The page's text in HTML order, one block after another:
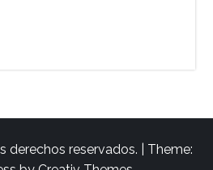
derechos reservados. | Theme: